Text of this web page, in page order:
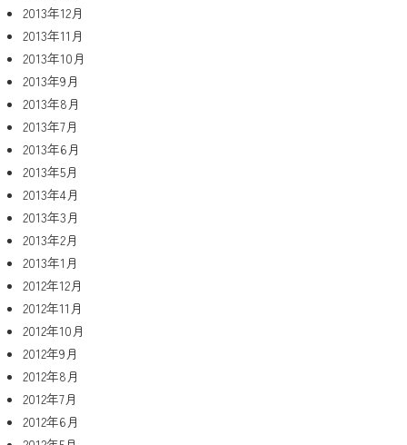
2013年12月
2013年11月
2013年10月
2013年9月
2013年8月
2013年7月
2013年6月
2013年5月
2013年4月
2013年3月
2013年2月
2013年1月
2012年12月
2012年11月
2012年10月
2012年9月
2012年8月
2012年7月
2012年6月